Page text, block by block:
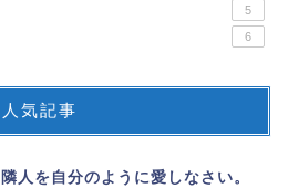
5
6
人気記事
隣人を自分のように愛しなさい。